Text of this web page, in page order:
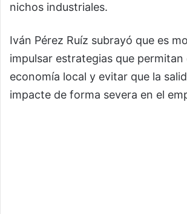
nichos industriales.
Iván Pérez Ruíz subrayó que es
impulsar estrategias que
economía local y evitar que la
impacte de forma severa en el